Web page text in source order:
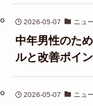
2026-05-07 ニュ
中年男性のた
ルと改善ポイ
2026-05-07 ニュ